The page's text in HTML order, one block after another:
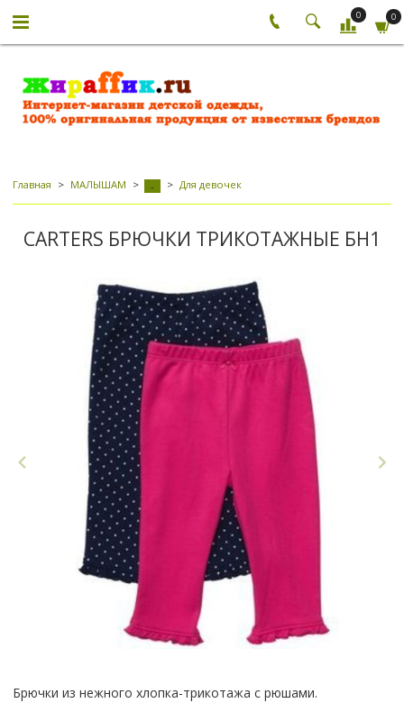
0 0
Главная МАЛЫШАМ - Для девочек
CARTERS БРЮЧКИ ТРИКОТАЖНЫЕ БН1
Брючки из нежного хлопка-трикотажа с рюшами.